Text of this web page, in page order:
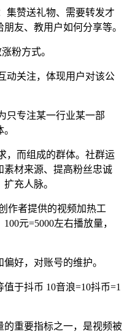
集赞送礼物、需要转发才
友、教用户如何分享等。
粉方式。
动关注，体现用户对该公
只专注某一行业某一部
，而组成的群体。社群运
素材来源、提高粉丝忠诚
充人脉。
作者提供的视频加热工
元=5000左右播放量，
好，对账号的维护。
于抖币 10音浪=10抖币=1
的重要指标之一，是视频被